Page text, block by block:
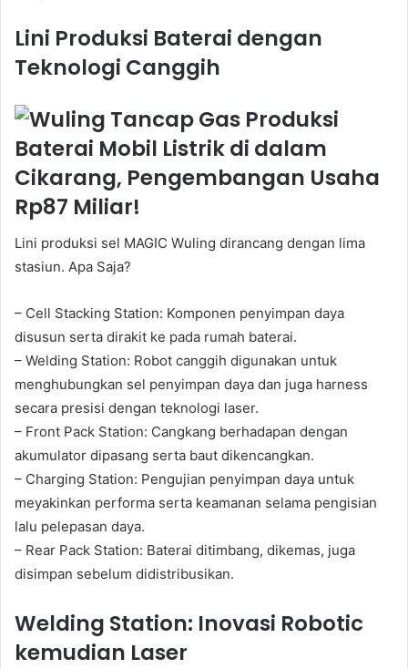
Lini Produksi Baterai dengan
Teknologi Canggih
Lini produksi sel MAGIC Wuling dirancang dengan lima
stasiun. Apa Saja?
– Cell Stacking Station: Komponen penyimpan daya
disusun serta dirakit ke pada rumah baterai.
– Welding Station: Robot canggih digunakan untuk
menghubungkan sel penyimpan daya dan juga harness
secara presisi dengan teknologi laser.
– Front Pack Station: Cangkang berhadapan dengan
akumulator dipasang serta baut dikencangkan.
– Charging Station: Pengujian penyimpan daya untuk
meyakinkan performa serta keamanan selama pengisian
lalu pelepasan daya.
– Rear Pack Station: Baterai ditimbang, dikemas, juga
disimpan sebelum didistribusikan.
Welding Station: Inovasi Robotic
kemudian Laser